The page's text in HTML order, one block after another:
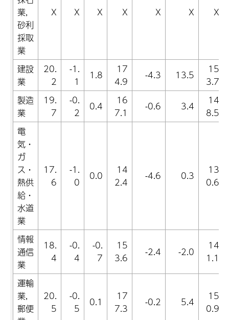
業,
砂利
採取
業
X X X X X X X
建設
業
20.
2
-1.
1
1.8
17
4.9
-4.3 13.5
15
3.7
製造
業
19.
7
-0.
2
0.4
16
7.1
-0.6 3.4
14
8.5
電
気・
ガ
ス・
熱供
給・
水道
業
17.
6
-1.
0
0.0
14
2.4
-4.6 0.3
13
0.6
情報
通信
業
18.
4
-0.
4
-0.
7
15
3.6
-2.4 -2.0
14
1.1
運輸
業,
郵便
20.
5
-0.
5
0.1
17
7.3
-0.2 5.4
15
0.9